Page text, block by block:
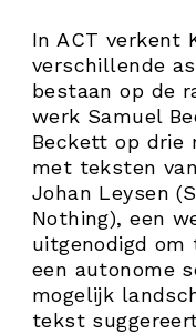
In ACT verkent
verschillende
bestaan op de
werk Samuel
Beckett op drie
met teksten
Johan Leysen
Nothing), een
uitgenodigd om
een autonome
mogelijk
tekst